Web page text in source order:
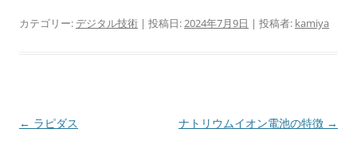
カテゴリー: デジタル技術 | 投稿日:2024年7月9日 | 投稿者: kamiya
投
← ラピダス ナトリウムイオン電池の特徴 →